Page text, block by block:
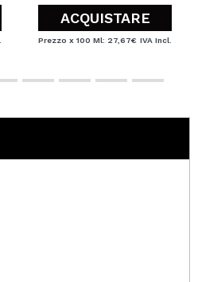
ACQUISTARE
Prezzo x 100 Ml: 27,67€ IVA Incl.